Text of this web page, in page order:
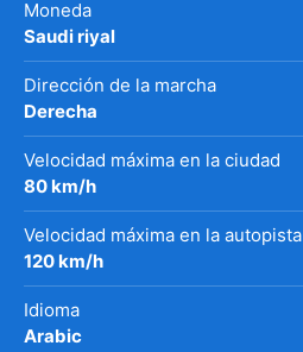
Moneda
Saudi riyal
Dirección de la marcha
Derecha
Velocidad máxima en la ciudad
80 km/h
Velocidad máxima en la autopista
120 km/h
Idioma
Arabic